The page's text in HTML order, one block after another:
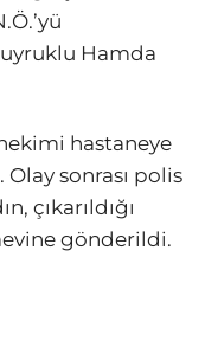
Hamda
hekimi hastaneye
Olay sonrası polis
çıkarıldığı
gönderildi.